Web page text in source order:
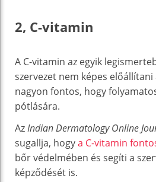
2, C-vitamin
A C-vitamin az egyik
szervezet nem képes
nagyon fontos, hogy
pótlására.
AzIndian Dermatology Online
sugallja, hogya C-vitamin
bőr védelmében és segíti a
képződését is.